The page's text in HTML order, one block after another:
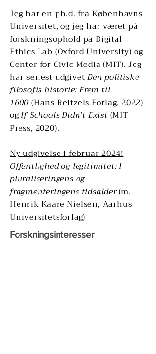
Jeg har en ph.d. fra Københavns
Universitet, og jeg har været på
forskningsophold på Digital
Ethics Lab (Oxford University) og
Center for Civic Media (MIT). Jeg
har senest udgivetDen politiske
filosofis historie: Frem til
1600(Hans Reitzels Forlag, 2022)
ogIf Schools Didn't Exist(MIT
Press, 2020).
Ny udgivelse i februar 2024!
Offentlighed og legitimitet: I
pluraliseringens og
fragmenteringens tidsalder(m.
Henrik Kaare Nielsen, Aarhus
Universitetsforlag)
Forskningsinteresser​